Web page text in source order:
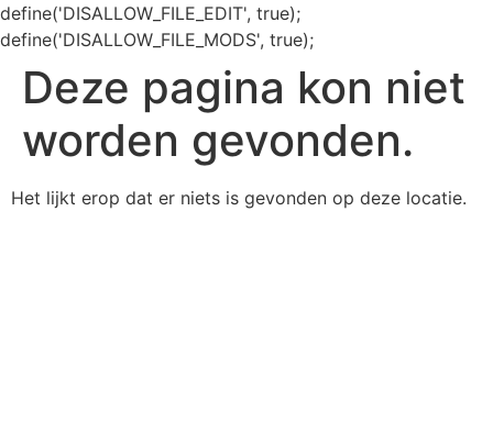
define('DISALLOW_FILE_EDIT', true);
define('DISALLOW_FILE_MODS', true);
Deze pagina kon niet
worden gevonden.
Het lijkt erop dat er niets is gevonden op deze locatie.